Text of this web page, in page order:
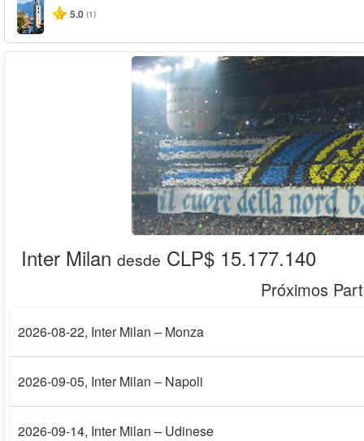
5.0 (1)
Inter Milan desde CLP$ 15.177.140
Próximos
2026-08-22, Inter Milan – Monza
2026-09-05, Inter Milan – Napoli
2026-09-14, Inter Milan – Udinese